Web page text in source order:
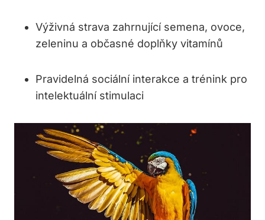
Výživná strava zahrnující semena, ovoce,
zeleninu a občasné doplňky vitamínů
Pravidelná sociální interakce a trénink pro
intelektuální stimulaci